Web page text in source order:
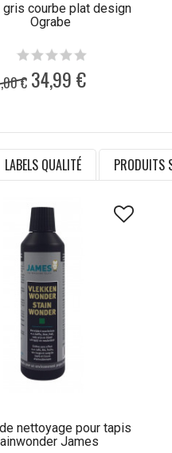
gris courbe plat design
Ograbe
€ 34,99 €
LABELS QUALITÉ PRODUITS
nettoyage pour tapis
James